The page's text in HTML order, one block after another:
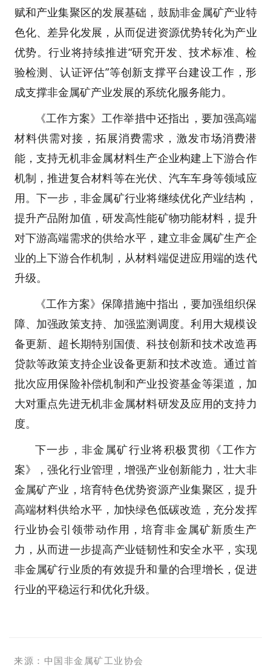
赋和产业集聚区的发展基础，鼓励非金属矿产业特
色化、差异化发展，从而促进资源优势转化为产业
优势。行业将持续推进“研究开发、技术标准、检
验检测、认证评估”等创新支撑平台建设工作，形
成支撑非金属矿产业发展的系统化服务能力。
《工作方案》工作举措中还指出，要加强高端
材料供需对接，拓展消费需求，激发市场消费潜
能，支持无机非金属材料生产企业构建上下游合作
机制，推进复合材料等在光伏、汽车车身等领域应
用。下一步，非金属矿行业将继续优化产业结构，
提升产品附加值，研发高性能矿物功能材料，提升
对下游高端需求的供给水平，建立非金属矿生产企
业的上下游合作机制，从材料端促进应用端的迭代
升级。
《工作方案》保障措施中指出，要加强组织保
障、加强政策支持、加强监测调度。利用大规模设
备更新、超长期特别国债、科技创新和技术改造再
贷款等政策支持企业设备更新和技术改造。通过首
批次应用保险补偿机制和产业投资基金等渠道，加
大对重点先进无机非金属材料研发及应用的支持力
度。
下一步，非金属矿行业将积极贯彻《工作方
案》，强化行业管理，增强产业创新能力，壮大非
金属矿产业，培育特色优势资源产业集聚区，提升
高端材料供给水平，加快绿色低碳改造，充分发挥
行业协会引领带动作用，培育非金属矿新质生产
力，从而进一步提高产业链韧性和安全水平，实现
非金属矿行业质的有效提升和量的合理增长，促进
行业的平稳运行和优化升级。
来源：中国非金属矿工业协会